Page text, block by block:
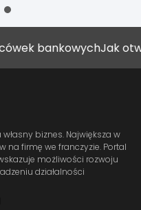
bankowychJak
biznes. Największa w
na firmę we franczyzie. Portal
możliwości rozwoju
działalności